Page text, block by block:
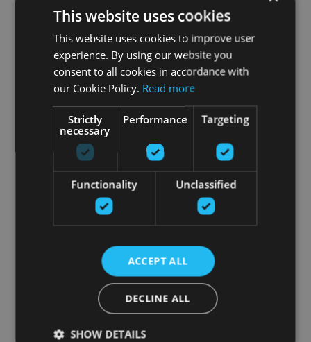
This website uses cookies
This website uses cookies to improve user
experience. By using our website you
consent to all cookies in accordance with
our Cookie Policy. Read more
Strictly
necessary
Performance Targeting
Functionality Unclassified
ACCEPT ALL
DECLINE ALL
SHOW DETAILS